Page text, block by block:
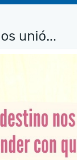
unió...